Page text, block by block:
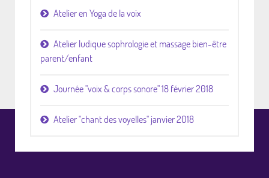
Atelier en Yoga de la voix
Atelier ludique sophrologie et massage bien-être
parent/enfant
Journée "voix & corps sonore" 18 février 2018
Atelier "chant des voyelles" janvier 2018